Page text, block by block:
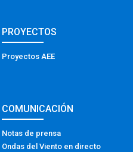
PROYECTOS
Proyectos AEE
COMUNICACIÓN
Notas de prensa
Ondas del Viento en directo